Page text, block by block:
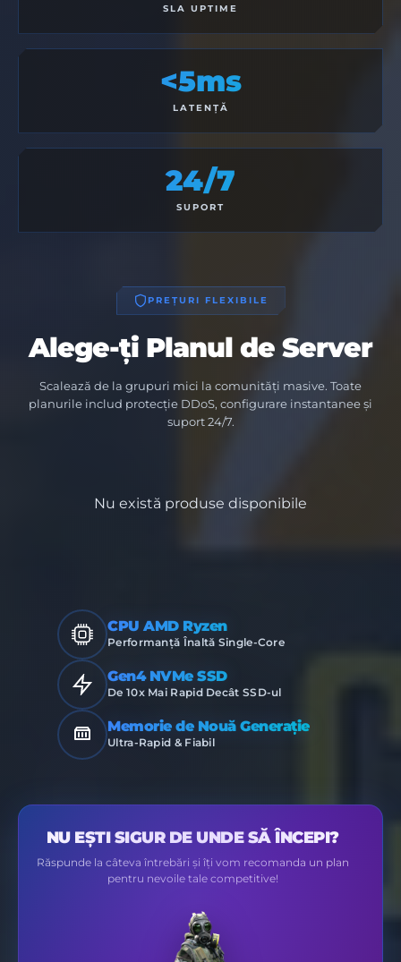
SLA UPTIME
<5ms
LATENȚĂ
24/7
SUPORT
PREȚURI FLEXIBILE
Alege-ți Planul de Server
Scalează de la grupuri mici la comunități masive. Toate
planurile includ protecție DDoS, configurare instantanee și
suport 24/7.
Nu există produse disponibile
CPU AMD Ryzen
Performanță Înaltă Single-Core
Gen4 NVMe SSD
De 10x Mai Rapid Decât SSD-ul
Memorie de Nouă Generație
Ultra-Rapid & Fiabil
NU EȘTI SIGUR DE UNDE SĂ ÎNCEPI?
Răspunde la câteva întrebări și îți vom recomanda un plan
pentru nevoile tale competitive!